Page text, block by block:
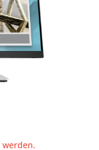
werden.